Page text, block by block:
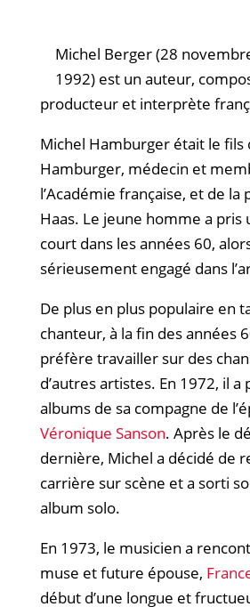
Michel Berger (28
1992) est un auteur,
producteur et interprète
Michel Hamburger était le fils
Hamburger, médecin et
l’Académie française, et de la
Haas. Le jeune homme a pris
court dans les années 60,
sérieusement engagé dans
De plus en plus populaire en
chanteur, à la fin des années
préfère travailler sur des
d’autres artistes. En 1972, il
albums de sa compagne de
Véronique Sanson. Après le
dernière, Michel a décidé de
carrière sur scène et a sorti
album solo.​​
En 1973, le musicien a
muse et future épouse,
début d’une longue et